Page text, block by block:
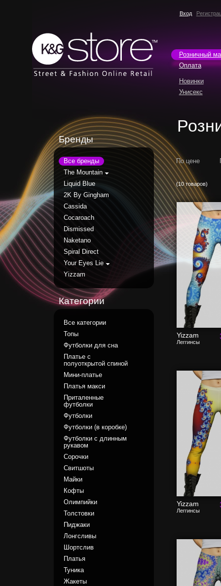
Вход
Розничный
Оплата
Новинки
Унисекс
Бренды
Все бренды
The Mountain
Liquid Blue
2K By Gingham
Cassida
Cocaroach
Dismissed
Naketano
Spiral Direct
Your Eyes Lie
Yizzam
Категории
Все категории
Топы
Футболки для сна
Платье с
полуоткрытой спиной
Мини-платье
Платья макси
Приталенные
футболки
Футболки
Футболки (в коробке)
Футболки с длинным
рукавом
Сорочки
Свитшоты
Майки
Кофты
Олимпийки
Толстовки
Пиджаки
Лонгсливы
Шортслив
Платья
Туника
Жакеты
По цене
(10 товаров)
Yizzam
Леггинсы
Yizzam
Леггинсы